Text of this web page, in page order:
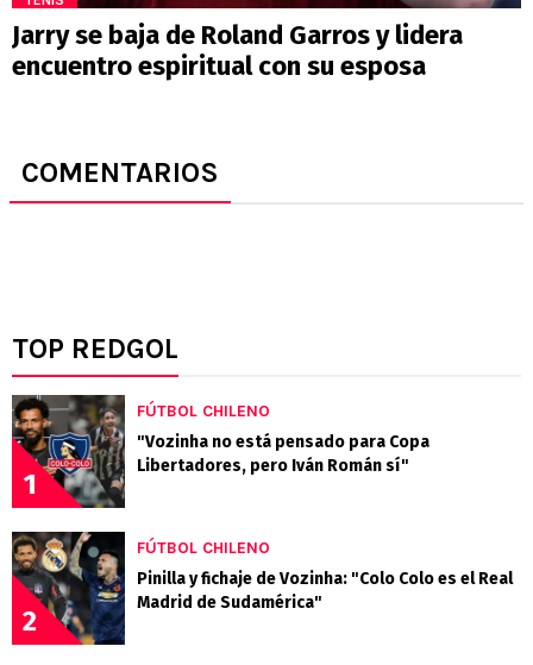
Jarry se baja de Roland Garros y lidera
encuentro espiritual con su esposa
COMENTARIOS
TOP REDGOL
1
FÚTBOL CHILENO
"Vozinha no está pensado para Copa
Libertadores, pero Iván Román sí"
2
FÚTBOL CHILENO
Pinilla y fichaje de Vozinha: "Colo Colo es el Real
Madrid de Sudamérica"